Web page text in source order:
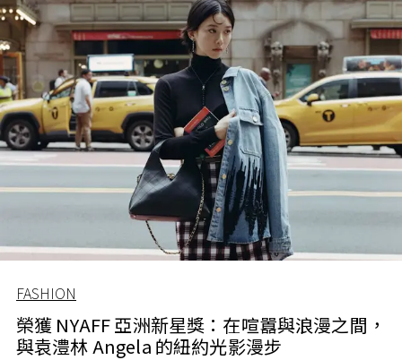
FASHION
榮獲 NYAFF 亞洲新星獎：在喧囂與浪漫之間，
與袁澧林 Angela 的紐約光影漫步